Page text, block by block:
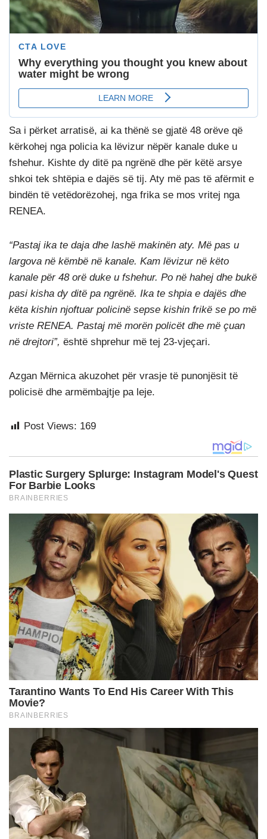
Sa i përket arratisë, ai ka thënë se gjatë 48 orëve që
kërkohej nga policia ka lëvizur nëpër kanale duke u
fshehur. Kishte dy ditë pa ngrënë dhe për këtë arsye
shkoi tek shtëpia e dajës së tij. Aty më pas të afërmit e
bindën të vetëdorëzohej, nga frika se mos vritej nga
RENEA.
“Pastaj ika te daja dhe lashë makinën aty. Më pas u
largova në këmbë në kanale. Kam lëvizur në këto
kanale për 48 orë duke u fshehur. Po në hahej dhe bukë
pasi kisha dy ditë pa ngrënë. Ika te shpia e dajës dhe
këta kishin njoftuar policinë sepse kishin frikë se po më
vriste RENEA. Pastaj më morën policët dhe më çuan
në drejtori”, është shprehur më tej 23-vjeçari.
Azgan Mërnica akuzohet për vrasje të punonjësit të
policisë dhe armëmbajtje pa leje.
Post Views: 169